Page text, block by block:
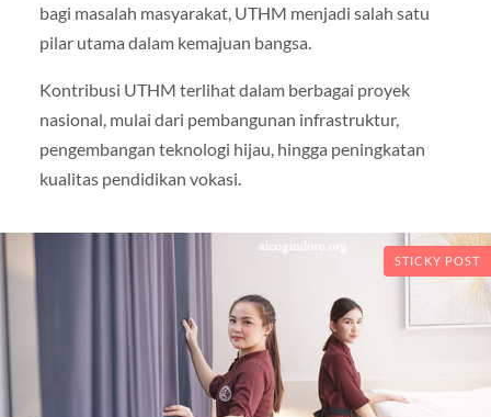
bagi masalah masyarakat, UTHM menjadi salah satu
pilar utama dalam kemajuan bangsa.
Kontribusi UTHM terlihat dalam berbagai proyek
nasional, mulai dari pembangunan infrastruktur,
pengembangan teknologi hijau, hingga peningkatan
kualitas pendidikan vokasi.
STICKY POST